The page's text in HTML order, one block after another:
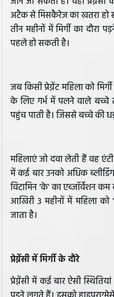
अटैक से मिसकैरेज का खतरा हो
तीन महीनों में मिर्गी का
पहले हो सकती है।
जब किसी प्रेग्नेंट महिला को
के लिए गर्भ में पलने वाले
पहुंच पाती है। जिससे बच्चे की
महिलाएं जो दवा लेती हैं वह
में कई बार उनको अधिक
विटामिन 'के' का एब्जॉर्वेशन
आखिरी 3 महीनों में महिला
जाता है।
प्रेग्नेंसी में मिर्गी के दौरे
प्रेग्नेंसी में कई बार ऐसी